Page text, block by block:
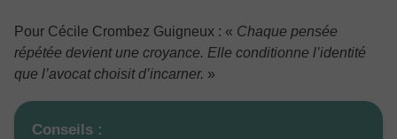
Pour Cécile Crombez Guigneux : « Chaque pensée
répétée devient une croyance. Elle conditionne l’identité
que l’avocat choisit d’incarner. »
Conseils :